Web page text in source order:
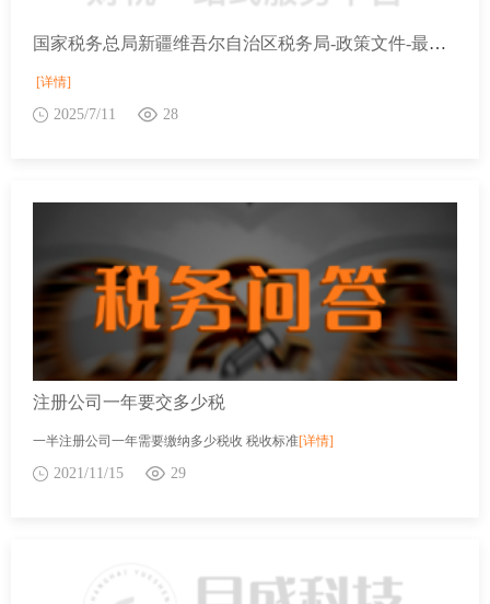
国家税务总局新疆维吾尔自治区税务局-政策文件-最新文件-市场监管总局等九部门关于推进高效办成个体工商户转型为企业“一件事”加大培育帮扶力度的指导意见
[详情]
2025/7/11 28
注册公司一年要交多少税
一半注册公司一年需要缴纳多少税收 税收标准[详情]
2021/11/15 29